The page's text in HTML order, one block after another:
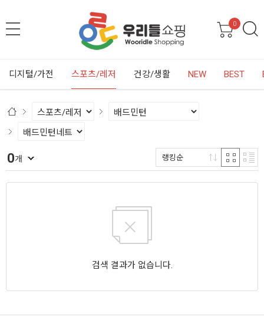
0
디지털/가전 스포츠/레저 건강/생활 NEW BEST
0개 랭킹순
검색 결과가 없습니다.